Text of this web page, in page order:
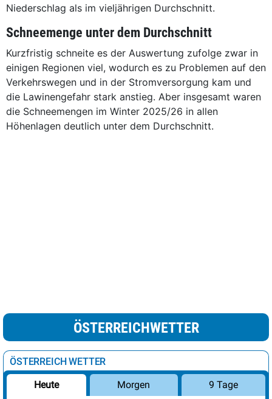
Niederschlag als im vieljährigen Durchschnitt.
Schneemenge unter dem Durchschnitt
Kurzfristig schneite es der Auswertung zufolge zwar in
einigen Regionen viel, wodurch es zu Problemen auf den
Verkehrswegen und in der Stromversorgung kam und
die Lawinengefahr stark anstieg. Aber insgesamt waren
die Schneemengen im Winter 2025/26 in allen
Höhenlagen deutlich unter dem Durchschnitt.
ÖSTERREICHWETTER
ÖSTERREICH WETTER
Heute Morgen 9 Tage